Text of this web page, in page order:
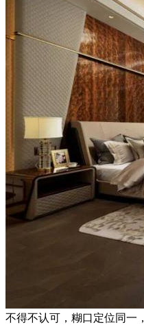
不得不认可，糊口定位同一，